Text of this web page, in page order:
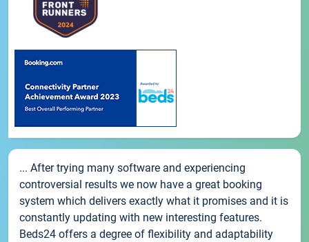
... After trying many software and experiencing
controversial results we now have a great booking
system which delivers exactly what it promises and it is
constantly updating with new interesting features.
Beds24 offers a degree of flexibility and adaptability